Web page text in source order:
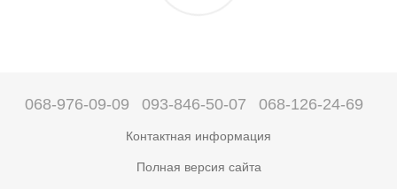
068-976-09-09 093-846-50-07 068-126-24-69
Контактная информация
Полная версия сайта